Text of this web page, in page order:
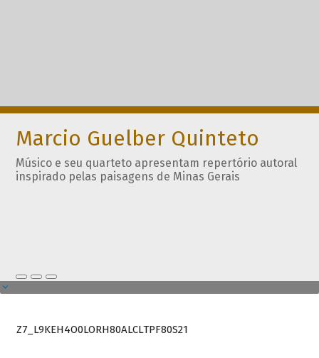
Marcio Guelber Quinteto
Músico e seu quarteto apresentam repertório autoral
inspirado pelas paisagens de Minas Gerais
Z7_L9KEH4O0LORH80ALCLTPF80S21